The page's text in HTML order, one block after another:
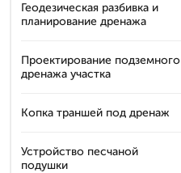
Геодезическая разбивка и
планирование дренажа
Проектирование подземного
дренажа участка
Копка траншей под дренаж
Устройство песчаной
подушки